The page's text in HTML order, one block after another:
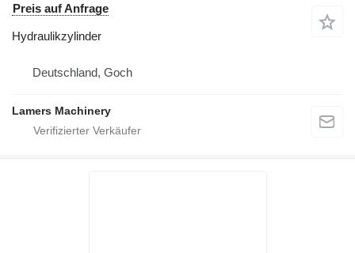
Preis auf Anfrage
Hydraulikzylinder
Deutschland, Goch
Lamers Machinery